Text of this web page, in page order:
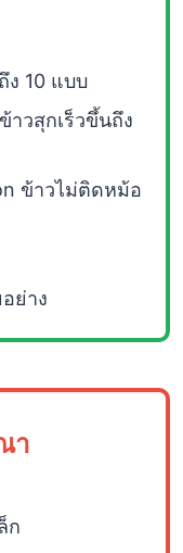
ง 10 แบบ
วสุกเร็วขึ้นถึง
ข้าวไม่ติดหม้อ
ย่าง
า
ก